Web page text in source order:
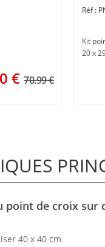
€ 70.99 €
Kit
20 x
point de croix sur
40 x 40 cm